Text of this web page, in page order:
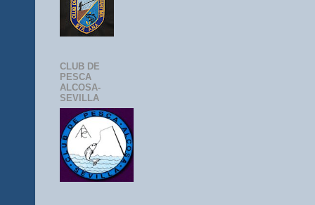
CLUB DE
PESCA
ALCOSA-
SEVILLA